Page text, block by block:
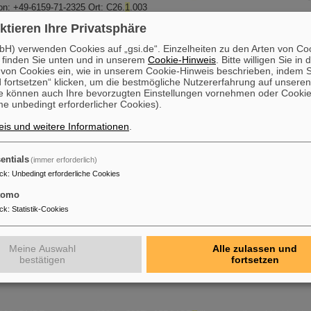
+49-6159-71-2325 Ort: C26.1.003
Technology (RCT)
71-1390 Ort: BR13.009 Stellvertretung © Copyright: GSI
GmbH Michael Frey Tel.: +49-6159-71-1687 Ort: BR13.016 Die
Systems (MES)
.002 Stellvertretung Dr.-
2366 Ort: SB1.4.123 Die Zuordnung der Mitarbeiterinnen und Mitarbeiter zur
Mobbing Betriebliches Eingliederungsmanagement Begleitung von
Stipendiaten (z.B. Promotionsstipendiaten sowie
Ihre Privatsphäre
verwenden Cookies auf „gsi.de“. Einzelheiten zu den Arten von
Sie unten und in unserem Cookie-Hinweis . Bitte willigen Sie in
Cookies ein, wie in unserem Cookie-Hinweis beschrieben, indem
fortsetzen“ klicken, um die bestmögliche Nutzererfahrung auf
können auch Ihre bevorzugten Einstellungen vornehmen oder
unbedingt erforderlicher Cookies).
und weitere Informationen
(immer erforderlich)
: Unbedingt erforderliche Cookies
: Statistik-Cookies
Meine Auswahl
bestätigen
Alle zulassen und
fortsetzen